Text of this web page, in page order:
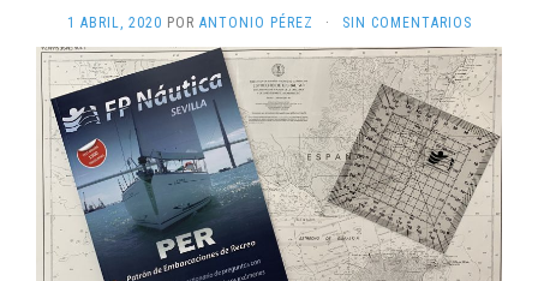
1 ABRIL, 2020 POR ANTONIO PÉREZ · SIN COMENTARIOS